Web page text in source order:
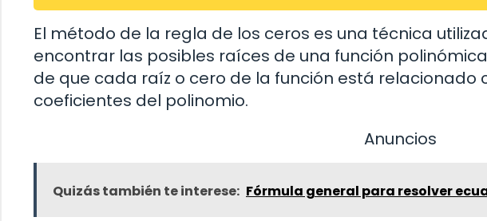
El método de la regla de los ceros es una técnica
encontrar las posibles raíces de una función
de que cada raíz o cero de la función está relacionado
coeficientes del polinomio.
Anuncios
Quizás también te interese: Fórmula general para resolver